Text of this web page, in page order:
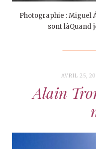
Photographie : Miguel
sont làQuand
AVRIL 25,
Alain